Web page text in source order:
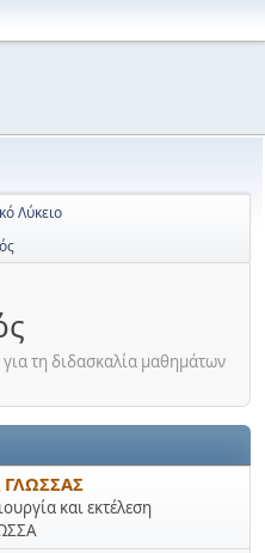
Λύκειο
τη διδασκαλία μαθημάτων
ΓΛΩΣΣΑΣ
και εκτέλεση